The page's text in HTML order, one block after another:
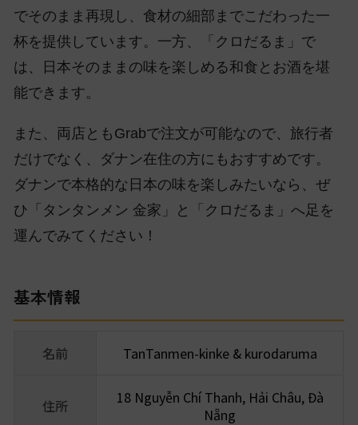
でそのまま再現し、食材の細部までこだわった一
杯を提供しています。一方、「クロだるま」で
は、日本そのままの味を楽しめる和食とお酒を堪
能できます。
また、両店ともGrabで注文が可能なので、旅行者
だけでなく、ダナン在住の方にもおすすめです。
ダナンで本格的な日本の味を楽しみたいなら、ぜ
ひ「タンタンメン 金家」と「クロだるま」へ足を
運んでみてください！
基本情報
名前 TanTanmen-kinke & kurodaruma
住所
18 Nguyễn Chí Thanh, Hải Châu, Đà
Nẵng